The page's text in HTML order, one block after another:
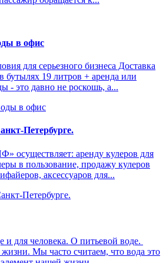
в офис
для серьезного бизнеса Доставка
бутылях 19 литров + аренда или
- это давно не роскошь, а...
Петербурге.
аренду кулеров для
в пользование, продажу кулеров
аксессуаров для...
и для человека. О питьевой воде.
жизни. Мы часто считаем, что вода это